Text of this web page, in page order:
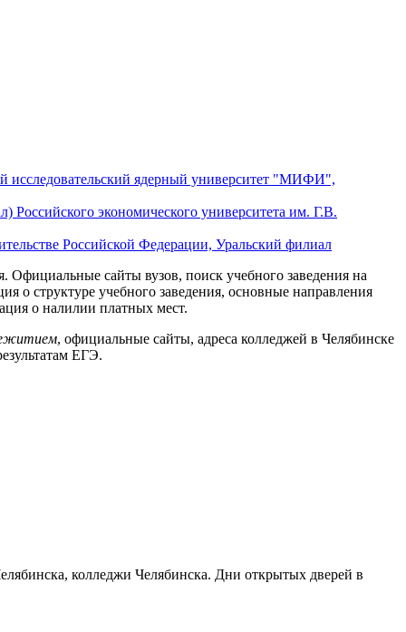
исследовательский ядерный университет "МИФИ",
Российского экономического университета им. Г.В.
Российской Федерации, Уральский филиал
Официальные сайты вузов, поиск учебного заведения на
о структуре учебного заведения, основные направления
о налилии платных мест.
, официальные сайты, адреса колледжей в Челябинске
ЕГЭ.
колледжи Челябинска. Дни открытых дверей в